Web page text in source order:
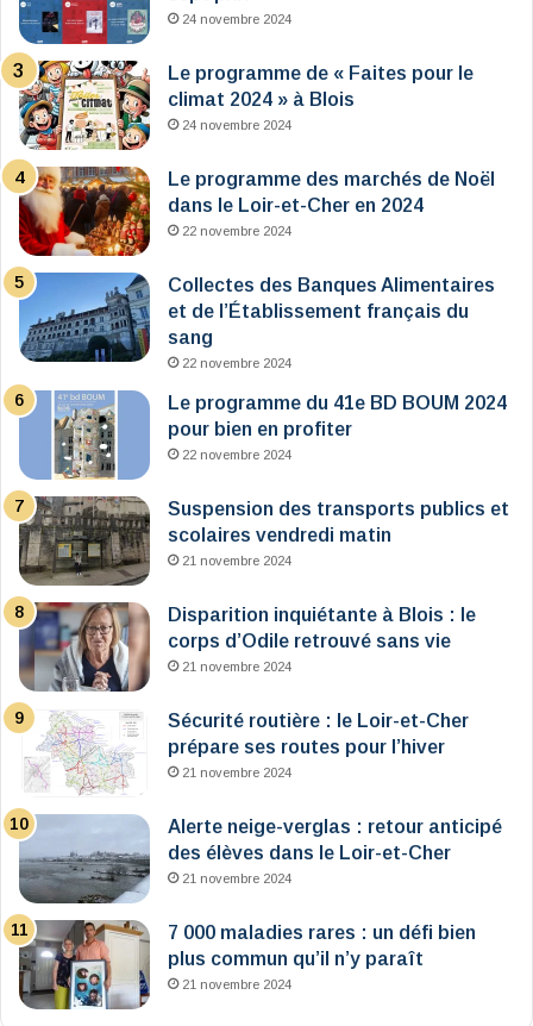
24 novembre 2024
Le programme de « Faites pour le
climat 2024 » à Blois
24 novembre 2024
Le programme des marchés de Noël
dans le Loir-et-Cher en 2024
22 novembre 2024
Collectes des Banques Alimentaires
et de l’Établissement français du
sang
22 novembre 2024
Le programme du 41e BD BOUM 2024
pour bien en profiter
22 novembre 2024
Suspension des transports publics et
scolaires vendredi matin
21 novembre 2024
Disparition inquiétante à Blois : le
corps d’Odile retrouvé sans vie
21 novembre 2024
Sécurité routière : le Loir-et-Cher
prépare ses routes pour l’hiver
21 novembre 2024
Alerte neige-verglas : retour anticipé
des élèves dans le Loir-et-Cher
21 novembre 2024
7 000 maladies rares : un défi bien
plus commun qu’il n’y paraît
21 novembre 2024